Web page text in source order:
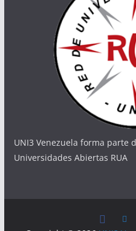
UNI3 Venezuela forma parte
Universidades Abiertas RUA